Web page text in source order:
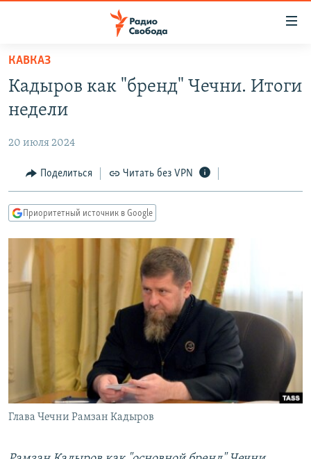
упрощенного
доступа
основному
Вернутся
главной
навигации
Вернутся
поиску
ПОДКАСТЫ
ЦИТАТЫ СВОБОДЫ
МНЕНИЯ
IDEL.РЕАЛИИ
КАВКАЗ.РЕАЛИИ
СЕВЕР.РЕАЛИИ
РАСПИСАНИЕ ВЕЩАНИЯ
ПОДПИШИТЕСЬ НА РАССЫЛКУ
СОЦИАЛЬНЫЕ СЕТИ
КАВКАЗ
Кадыров как "бренд" Чечни. Итоги
недели
20 июля 2024
Поделиться Читать без VPN
Приоритетный источник в Google
Глава Чечни Рамзан Кадыров